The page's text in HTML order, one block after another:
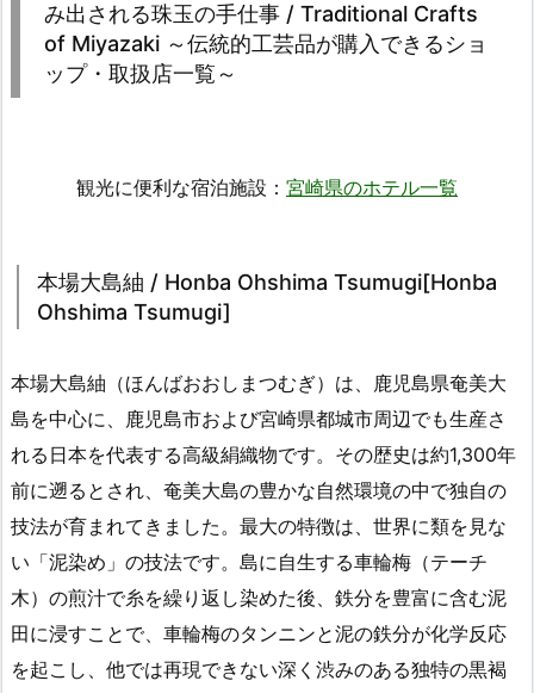
み出される珠玉の手仕事 / Traditional Crafts
of Miyazaki ～伝統的工芸品が購入できるショ
ップ・取扱店一覧～
観光に便利な宿泊施設： 宮崎県のホテル一覧
本場大島紬 / Honba Ohshima Tsumugi[Honba
Ohshima Tsumugi]
本場大島紬（ほんばおおしまつむぎ）は、鹿児島県奄美大
島を中心に、鹿児島市および宮崎県都城市周辺でも生産さ
れる日本を代表する高級絹織物です。その歴史は約1,300年
前に遡るとされ、奄美大島の豊かな自然環境の中で独自の
技法が育まれてきました。最大の特徴は、世界に類を見な
い「泥染め」の技法です。島に自生する車輪梅（テーチ
木）の煎汁で糸を繰り返し染めた後、鉄分を豊富に含む泥
田に浸すことで、車輪梅のタンニンと泥の鉄分が化学反応
を起こし、他では再現できない深く渋みのある独特の黒褐